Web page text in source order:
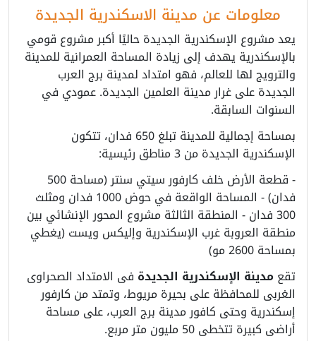
معلومات عن مدينة الاسكندرية الجديدة
يعد مشروع الإسكندرية الجديدة حاليًا أكبر مشروع قومي
بالإسكندرية يهدف إلى زيادة المساحة العمرانية للمدينة
والترويج لها للعالم، فهو امتداد لمدينة برج العرب
الجديدة على غرار مدينة العلمين الجديدة. عمودي في
السنوات السابقة.
بمساحة إجمالية للمدينة تبلغ 650 فدان، تتكون
الإسكندرية الجديدة من 3 مناطق رئيسية:
- قطعة الأرض خلف كارفور سيتي سنتر (مساحة 500
فدان) - المساحة الواقعة في حوض 1000 فدان ومثلث
300 فدان - المنطقة الثالثة مشروع المحور الإنشائي بين
منطقة العروبة غرب الإسكندرية وإليكس ويست (يغطي
بمساحة 2600 مو)
تقعمدينة الإسكندرية الجديدة فى الامتداد الصحراوى
الغربى للمحافظة على بحيرة مريوط، وتمتد من كارفور
إسكندرية وحتى كافور مدينة برج العرب، على مساحة
أراضى كبيرة تتخطى 50 مليون متر مربع.